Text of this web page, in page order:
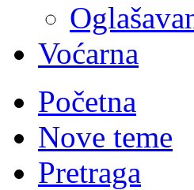
Voćarna
Početna
Nove teme
Pretraga